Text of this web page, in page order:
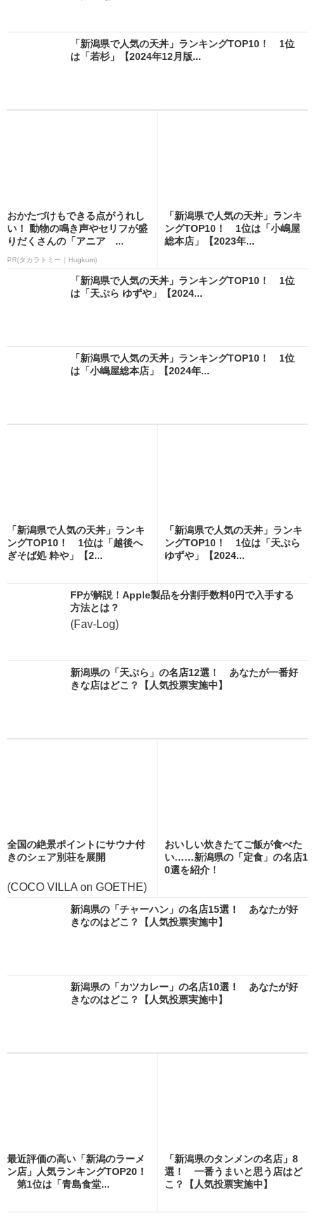
「新潟県で人気の天丼」ランキングTOP10！ 1位
は「若杉」【2024年12月版...
おかたづけもできる点がうれし
い！ 動物の鳴き声やセリフが盛
りだくさんの「アニア ...
PR(タカラトミー｜Hugkum)
「新潟県で人気の天丼」ランキ
ングTOP10！ 1位は「小嶋屋
総本店」【2023年...
「新潟県で人気の天丼」ランキングTOP10！ 1位
は「天ぷら ゆずや」【2024...
「新潟県で人気の天丼」ランキングTOP10！ 1位
は「小嶋屋総本店」【2024年...
「新潟県で人気の天丼」ランキ
ングTOP10！ 1位は「越後へ
ぎそば処 粋や」【2...
「新潟県で人気の天丼」ランキ
ングTOP10！ 1位は「天ぷら
ゆずや」【2024...
FPが解説！Apple製品を分割手数料0円で入手する
方法とは？
(Fav-Log)
新潟県の「天ぷら」の名店12選！ あなたが一番好
きな店はどこ？【人気投票実施中】
全国の絶景ポイントにサウナ付
きのシェア別荘を展開
(COCO VILLA on GOETHE)
おいしい炊きたてご飯が食べた
い……新潟県の「定食」の名店1
0選を紹介！
新潟県の「チャーハン」の名店15選！ あなたが好
きなのはどこ？【人気投票実施中】
新潟県の「カツカレー」の名店10選！ あなたが好
きなのはどこ？【人気投票実施中】
最近評価の高い「新潟のラーメ
ン店」人気ランキングTOP20！
第1位は「青島食堂...
「新潟県のタンメンの名店」8
選！ 一番うまいと思う店はど
こ？【人気投票実施中】